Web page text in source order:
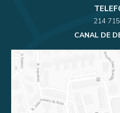
214
CANAL DE